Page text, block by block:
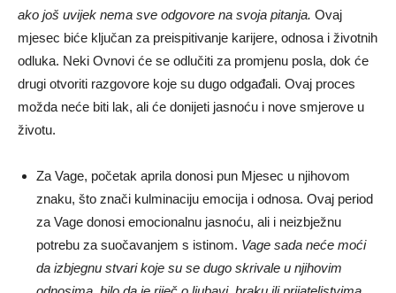
ako još uvijek nema sve odgovore na svoja pitanja. Ovaj
mjesec biće ključan za preispitivanje karijere, odnosa i životnih
odluka. Neki Ovnovi će se odlučiti za promjenu posla, dok će
drugi otvoriti razgovore koje su dugo odgađali. Ovaj proces
možda neće biti lak, ali će donijeti jasnoću i nove smjerove u
životu.
Za Vage, početak aprila donosi pun Mjesec u njihovom
znaku, što znači kulminaciju emocija i odnosa. Ovaj period
za Vage donosi emocionalnu jasnoću, ali i neizbježnu
potrebu za suočavanjem s istinom. Vage sada neće moći
da izbjegnu stvari koje su se dugo skrivale u njihovim